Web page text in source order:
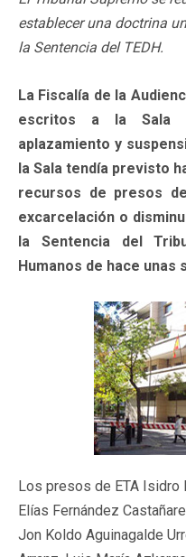
establecer una doctrina
la Sentencia del TEDH.
La Fiscalía de la
escritos a la Sala
aplazamiento y
la Sala tendía previsto
recursos de presos
excarcelación o
la Sentencia del
Humanos de hace unas
Los presos de ETA Isidro
Elías Fernández
Jon Koldo Aguinagalde